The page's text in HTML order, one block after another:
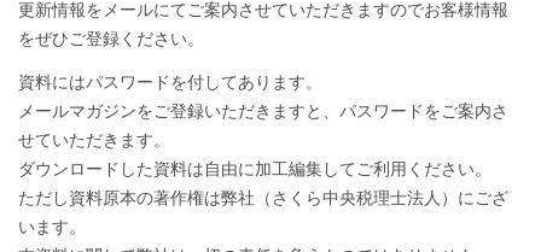
更新情報をメールにてご案内させていただきますのでお客様情報
をぜひご登録ください。
資料にはパスワードを付してあります。
メールマガジンをご登録いただきますと、パスワードをご案内さ
せていただきます。
ダウンロードした資料は自由に加工編集してご利用ください。
ただし資料原本の著作権は弊社（さくら中央税理士法人）にござ
います。